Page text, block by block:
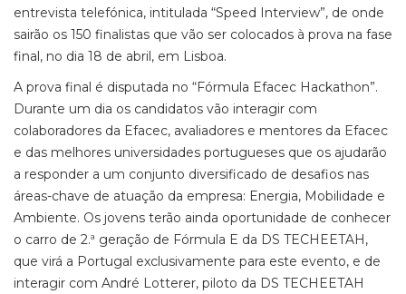
entrevista telefónica, intitulada “Speed Interview”, de onde
sairão os 150 finalistas que vão ser colocados à prova na fase
final, no dia 18 de abril, em Lisboa.
A prova final é disputada no “Fórmula Efacec Hackathon”.
Durante um dia os candidatos vão interagir com
colaboradores da Efacec, avaliadores e mentores da Efacec
e das melhores universidades portugueses que os ajudarão
a responder a um conjunto diversificado de desafios nas
áreas-chave de atuação da empresa: Energia, Mobilidade e
Ambiente. Os jovens terão ainda oportunidade de conhecer
o carro de 2.ª geração de Fórmula E da DS TECHEETAH,
que virá a Portugal exclusivamente para este evento, e de
interagir com André Lotterer, piloto da DS TECHEETAH